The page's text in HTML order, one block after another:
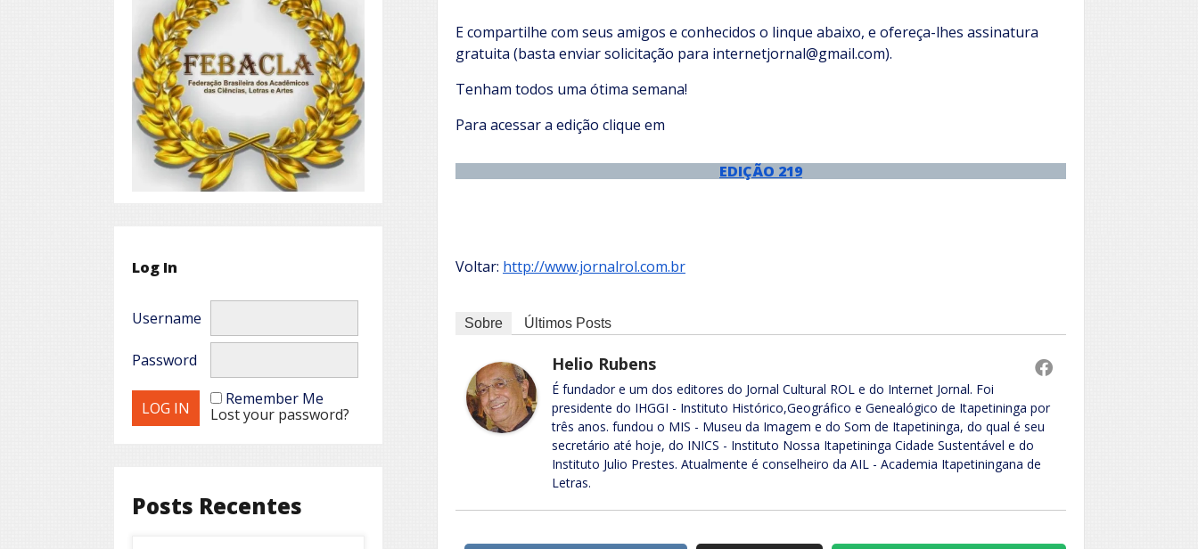
E compartilhe com seus amigos e conhecidos o linque abaixo, e ofereça-lhes assinatura
gratuita (basta enviar solicitação para internetjornal@gmail.com).
Tenham todos uma ótima semana!
Para acessar a edição clique em
EDIÇÃO 219
Voltar: http://www.jornalrol.com.br
Sobre Últimos Posts
Helio Rubens
É fundador e um dos editores do Jornal Cultural ROL e do Internet Jornal. Foi
presidente do IHGGI - Instituto Histórico,Geográfico e Genealógico de Itapetininga por
três anos. fundou o MIS - Museu da Imagem e do Som de Itapetininga, do qual é seu
secretário até hoje, do INICS - Instituto Nossa Itapetininga Cidade Sustentável e do
Instituto Julio Prestes. Atualmente é conselheiro da AIL - Academia Itapetiningana de
Letras.
Log In
Username
Password
Remember Me
Lost your password?
Posts Recentes